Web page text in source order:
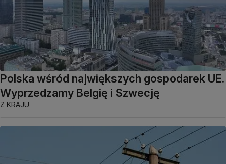
Polska wśród największych gospodarek UE.
Wyprzedzamy Belgię i Szwecję
Z KRAJU